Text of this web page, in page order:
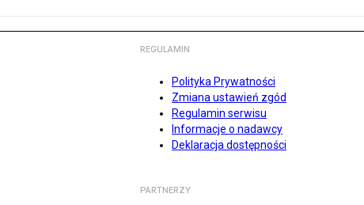
REGULAMIN
Polityka Prywatności
Zmiana ustawień zgód
Regulamin serwisu
Informacje o nadawcy
Deklaracja dostępności
PARTNERZY